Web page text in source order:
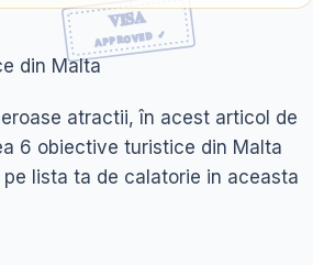
din Malta
atractii, în acest articol de
6 obiective turistice din Malta
lista ta de calatorie in aceasta